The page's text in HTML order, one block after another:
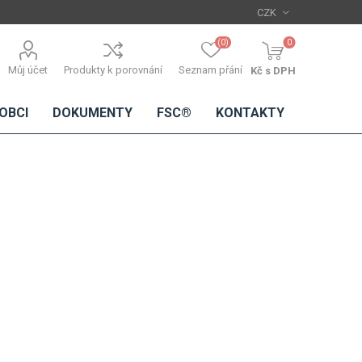
Můj účet Produkty k porovnání Seznam přání
(0) 0
Kč s DPH
DOKUMENTY FSC® KONTAKTY